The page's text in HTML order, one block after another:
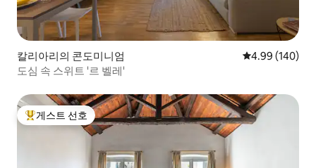
칼리아리의 콘도미니엄 평점 4.99점(5
4.99 (140)
도심 속 스위트 '르 벨레'
상위 게스트 선호
게스트 선호